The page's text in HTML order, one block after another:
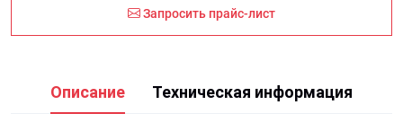
Запросить прайс-лист
Описание Техническая информация